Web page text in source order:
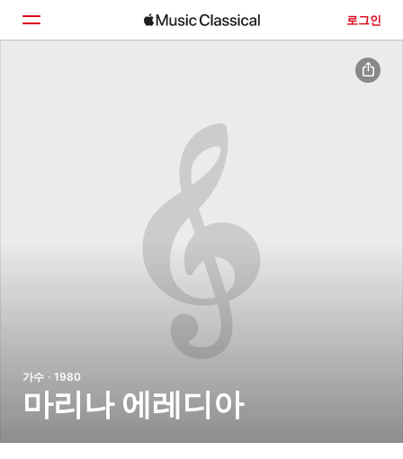
로그인
가수 · 1980
마리나 에레디아